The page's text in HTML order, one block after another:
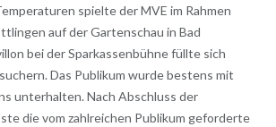
spielte der MVE im Rahmen
auf der Gartenschau in Bad
bei der Sparkassenbühne füllte sich
Das Publikum wurde bestens mit
unterhalten. Nach Abschluss der
die vom zahlreichen Publikum geforderte